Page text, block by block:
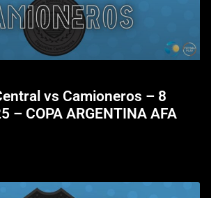
vs Camioneros – 8
– COPA ARGENTINA AFA